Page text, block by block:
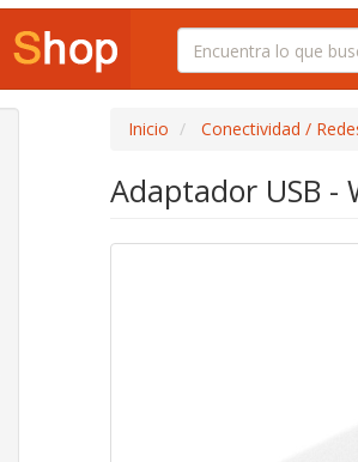
Inicio Conectividad /
Adaptador USB -